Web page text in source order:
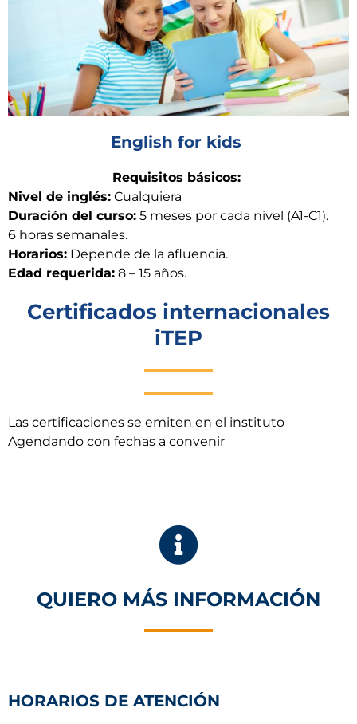
English for kids ​
Requisitos básicos:
Nivel de inglés: Cualquiera
Duración del curso: 5 meses por cada nivel (A1-C1).
6 horas semanales.
Horarios: Depende de la afluencia.
Edad requerida: 8 – 15 años.
Certificados internacionales
iTEP
Las certificaciones se emiten en el instituto
Agendando con fechas a convenir
QUIERO MÁS INFORMACIÓN
HORARIOS DE ATENCIÓN